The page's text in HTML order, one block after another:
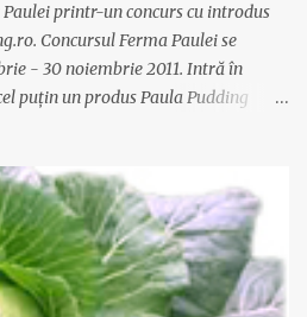
printr-un concurs cu introdus
Concursul Ferma Paulei se
- 30 noiembrie 2011. Intră în
puțin un produs Paula Pudding
zilnic truse de grădinărit,
sau premiul cel mare o
Anglia. Mai multe coduri, mai multe
regulament pe